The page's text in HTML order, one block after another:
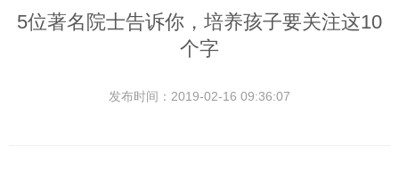
5位著名院士告诉你，培养孩子要关注这10
个字
发布时间：2019-02-16 09:36:07